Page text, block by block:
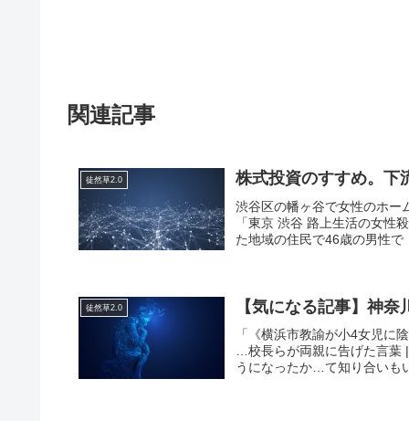
関連記事
徒然草2.0 株式投資のすすめ。下
渋谷区の幡ヶ谷で女性のホー
「東京 渋谷 路上生活の女性
た地域の住民で46歳の男性で
徒然草2.0 【気になる記事】神
「《横浜市教諭が小4女児に
…校長らが両親に告げた言葉
うになったか…て知り合いも